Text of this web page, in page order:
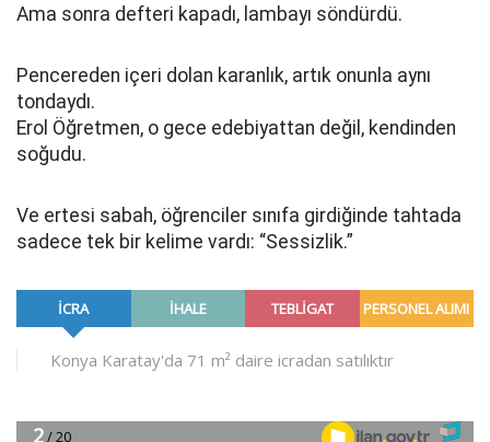
Ama sonra defteri kapadı, lambayı söndürdü.
Pencereden içeri dolan karanlık, artık onunla aynı
tondaydı.
Erol Öğretmen, o gece edebiyattan değil, kendinden
soğudu.
Ve ertesi sabah, öğrenciler sınıfa girdiğinde tahtada
sadece tek bir kelime vardı: “Sessizlik.”